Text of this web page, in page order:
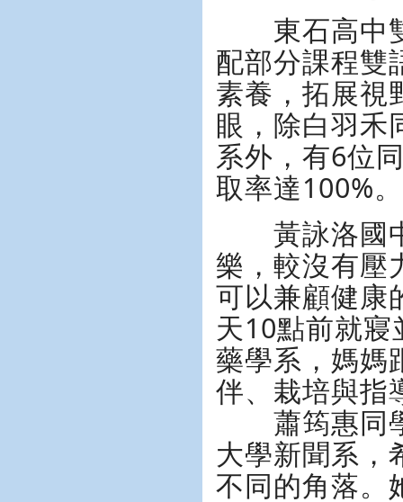
東石高中雙
配部分課程雙
素養，拓展視
眼，除白羽禾
系外，有6位
取率達100%。
黃詠洛國中
樂，較沒有壓
可以兼顧健康
天10點前就
藥學系，媽媽
伴、栽培與指
蕭筠惠同學
大學新聞系，
不同的角落。